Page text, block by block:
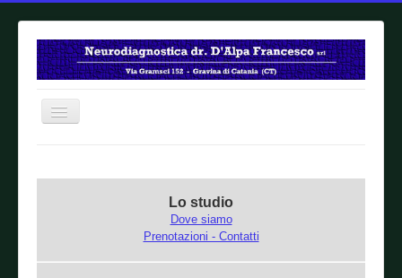
Lo studio
Dove siamo
Prenotazioni - Contatti